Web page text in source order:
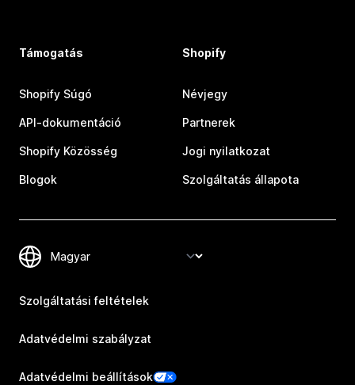
Támogatás
Shopify Súgó
API-dokumentáció
Shopify Közösség
Blogok
Shopify
Névjegy
Partnerek
Jogi nyilatkozat
Szolgáltatás állapota
Szolgáltatási feltételek
Adatvédelmi szabályzat
Adatvédelmi beállítások